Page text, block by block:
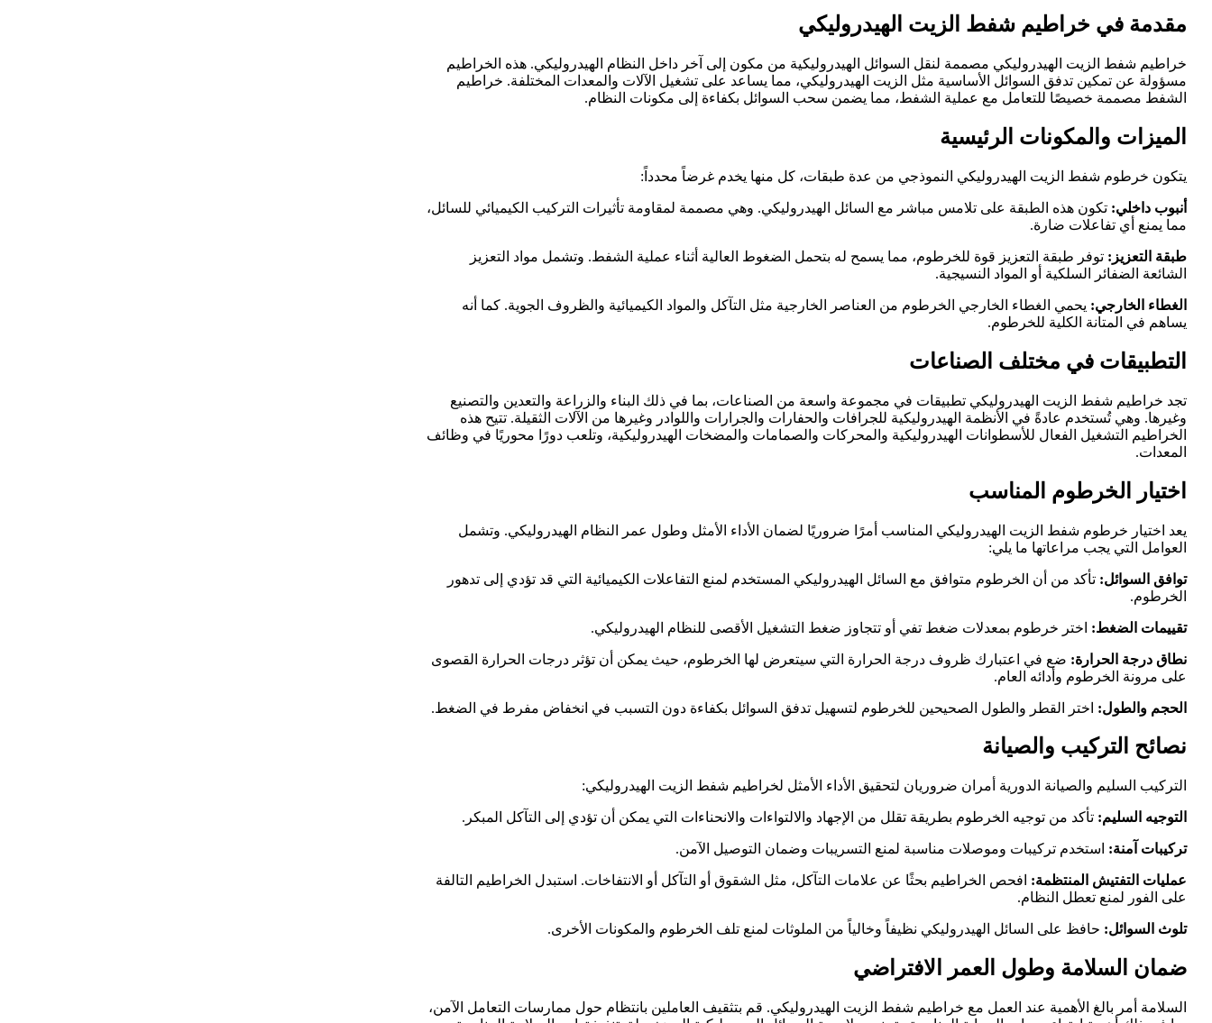
مقدمة في خراطيم شفط الزيت الهيدروليكي
خراطيم شفط الزيت الهيدروليكي مصممة لنقل السوائل الهيدروليكية من مكون إلى آخر داخل النظام الهيدروليكي. هذه الخراطيم
مسؤولة عن تمكين تدفق السوائل الأساسية مثل الزيت الهيدروليكي، مما يساعد على تشغيل الآلات والمعدات المختلفة. خراطيم
الشفط مصممة خصيصًا للتعامل مع عملية الشفط، مما يضمن سحب السوائل بكفاءة إلى مكونات النظام.
الميزات والمكونات الرئيسية
يتكون خرطوم شفط الزيت الهيدروليكي النموذجي من عدة طبقات، كل منها يخدم غرضاً محدداً:
أنبوب داخلي: تكون هذه الطبقة على تلامس مباشر مع السائل الهيدروليكي. وهي مصممة لمقاومة تأثيرات التركيب الكيميائي للسائل،
مما يمنع أي تفاعلات ضارة.
طبقة التعزيز: توفر طبقة التعزيز قوة للخرطوم، مما يسمح له بتحمل الضغوط العالية أثناء عملية الشفط. وتشمل مواد التعزيز
الشائعة الضفائر السلكية أو المواد النسيجية.
الغطاء الخارجي: يحمي الغطاء الخارجي الخرطوم من العناصر الخارجية مثل التآكل والمواد الكيميائية والظروف الجوية. كما أنه
يساهم في المتانة الكلية للخرطوم.
التطبيقات في مختلف الصناعات
تجد خراطيم شفط الزيت الهيدروليكي تطبيقات في مجموعة واسعة من الصناعات، بما في ذلك البناء والزراعة والتعدين والتصنيع
وغيرها. وهي تُستخدم عادةً في الأنظمة الهيدروليكية للجرافات والحفارات والجرارات واللوادر وغيرها من الآلات الثقيلة. تتيح هذه
الخراطيم التشغيل الفعال للأسطوانات الهيدروليكية والمحركات والصمامات والمضخات الهيدروليكية، وتلعب دورًا محوريًا في وظائف
المعدات.
اختيار الخرطوم المناسب
يعد اختيار خرطوم شفط الزيت الهيدروليكي المناسب أمرًا ضروريًا لضمان الأداء الأمثل وطول عمر النظام الهيدروليكي. وتشمل
العوامل التي يجب مراعاتها ما يلي:
توافق السوائل: تأكد من أن الخرطوم متوافق مع السائل الهيدروليكي المستخدم لمنع التفاعلات الكيميائية التي قد تؤدي إلى تدهور
الخرطوم.
تقييمات الضغط: اختر خرطوم بمعدلات ضغط تفي أو تتجاوز ضغط التشغيل الأقصى للنظام الهيدروليكي.
نطاق درجة الحرارة: ضع في اعتبارك ظروف درجة الحرارة التي سيتعرض لها الخرطوم، حيث يمكن أن تؤثر درجات الحرارة القصوى
على مرونة الخرطوم وأدائه العام.
الحجم والطول: اختر القطر والطول الصحيحين للخرطوم لتسهيل تدفق السوائل بكفاءة دون التسبب في انخفاض مفرط في الضغط.
نصائح التركيب والصيانة
التركيب السليم والصيانة الدورية أمران ضروريان لتحقيق الأداء الأمثل لخراطيم شفط الزيت الهيدروليكي:
التوجيه السليم: تأكد من توجيه الخرطوم بطريقة تقلل من الإجهاد والالتواءات والانحناءات التي يمكن أن تؤدي إلى التآكل المبكر.
تركيبات آمنة: استخدم تركيبات وموصلات مناسبة لمنع التسريبات وضمان التوصيل الآمن.
عمليات التفتيش المنتظمة: افحص الخراطيم بحثًا عن علامات التآكل، مثل الشقوق أو التآكل أو الانتفاخات. استبدل الخراطيم التالفة
على الفور لمنع تعطل النظام.
تلوث السوائل: حافظ على السائل الهيدروليكي نظيفاً وخالياً من الملوثات لمنع تلف الخرطوم والمكونات الأخرى.
ضمان السلامة وطول العمر الافتراضي
السلامة أمر بالغ الأهمية عند العمل مع خراطيم شفط الزيت الهيدروليكي. قم بتثقيف العاملين بانتظام حول ممارسات التعامل الآمن،